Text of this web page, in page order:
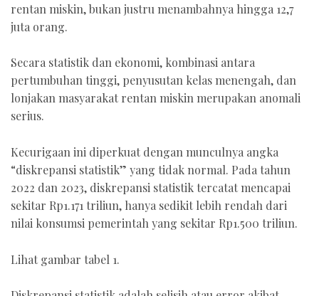
rentan miskin, bukan justru menambahnya hingga 12,7
juta orang.
Secara statistik dan ekonomi, kombinasi antara
pertumbuhan tinggi, penyusutan kelas menengah, dan
lonjakan masyarakat rentan miskin merupakan anomali
serius.
Kecurigaan ini diperkuat dengan munculnya angka
“diskrepansi statistik” yang tidak normal. Pada tahun
2022 dan 2023, diskrepansi statistik tercatat mencapai
sekitar Rp1.171 triliun, hanya sedikit lebih rendah dari
nilai konsumsi pemerintah yang sekitar Rp1.500 triliun.
Lihat gambar tabel 1.